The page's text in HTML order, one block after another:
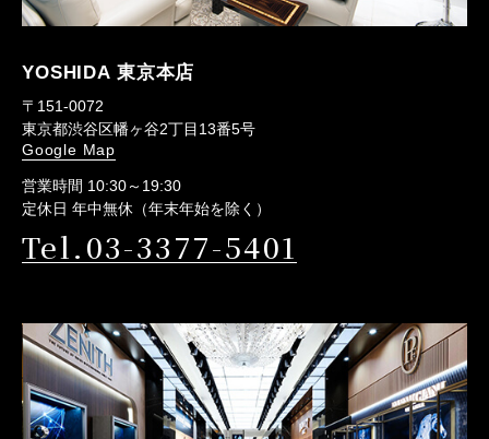
YOSHIDA 東京本店
〒151-0072
東京都渋谷区幡ヶ谷2丁目13番5号
Google Map
営業時間 10:30～19:30
定休日 年中無休（年末年始を除く）
Tel.03-3377-5401